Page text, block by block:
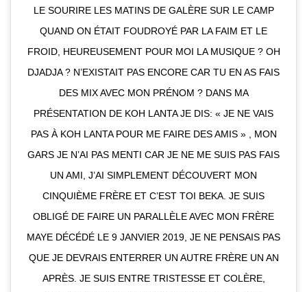
LE SOURIRE LES MATINS DE GALÈRE SUR LE CAMP
QUAND ON ÉTAIT FOUDROYÉ PAR LA FAIM ET LE
FROID, HEUREUSEMENT POUR MOI LA MUSIQUE ? OH
DJADJA ? N’EXISTAIT PAS ENCORE CAR TU EN AS FAIS
DES MIX AVEC MON PRÉNOM ? DANS MA
PRÉSENTATION DE KOH LANTA JE DIS: « JE NE VAIS
PAS À KOH LANTA POUR ME FAIRE DES AMIS » , MON
GARS JE N’AI PAS MENTI CAR JE NE ME SUIS PAS FAIS
UN AMI, J’AI SIMPLEMENT DÉCOUVERT MON
CINQUIÈME FRÈRE ET C’EST TOI BEKA. JE SUIS
OBLIGÉ DE FAIRE UN PARALLÈLE AVEC MON FRÈRE
MAYE DÉCÉDÉ LE 9 JANVIER 2019, JE NE PENSAIS PAS
QUE JE DEVRAIS ENTERRER UN AUTRE FRÈRE UN AN
APRÈS. JE SUIS ENTRE TRISTESSE ET COLÈRE,